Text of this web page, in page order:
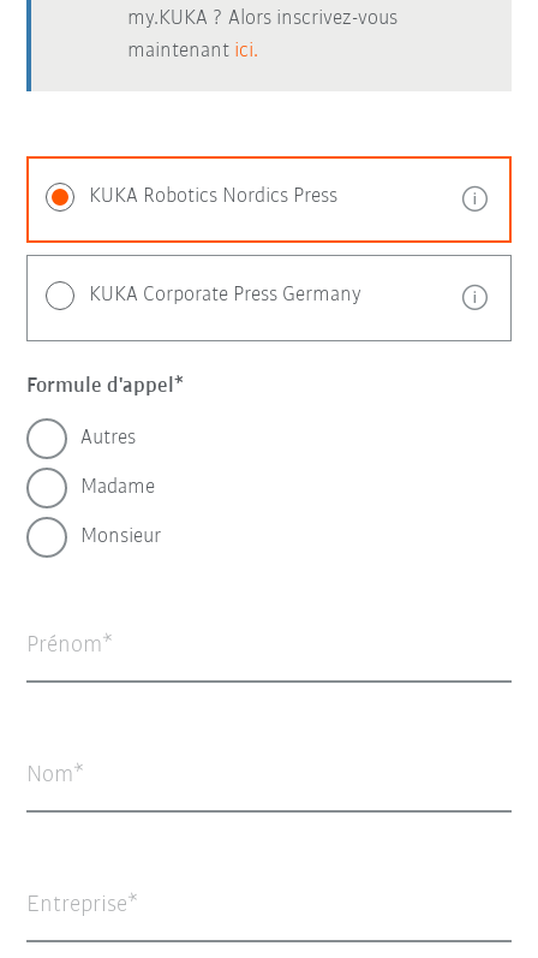
my.KUKA ? Alors inscrivez-vous
maintenant ici.
KUKA Robotics Nordics Press
KUKA Corporate Press Germany
Formule d'appel
Autres
Madame
Monsieur
Prénom
Nom
Entreprise